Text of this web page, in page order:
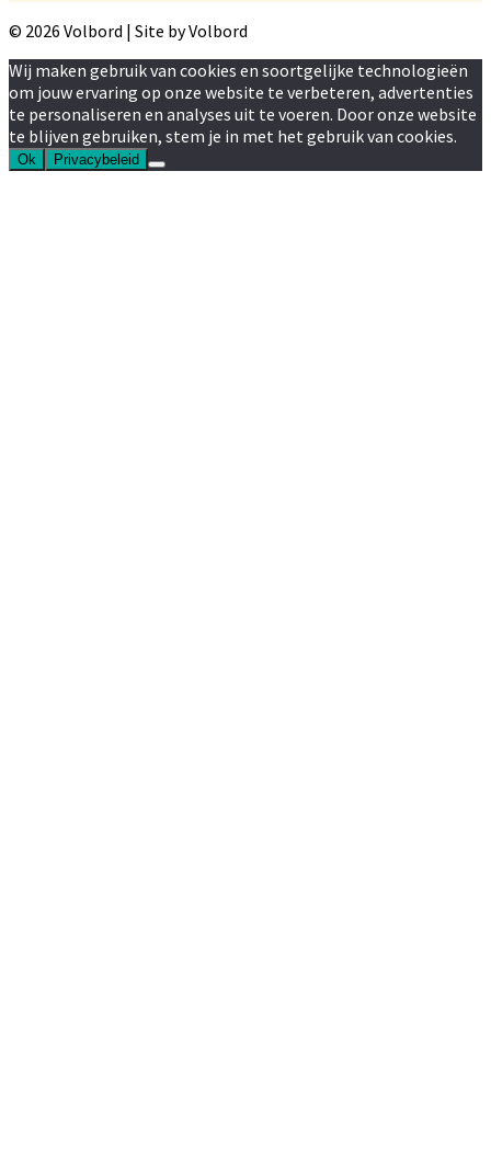
© 2026 Volbord | Site by Volbord
Wij maken gebruik van cookies en soortgelijke technologieën
om jouw ervaring op onze website te verbeteren, advertenties
te personaliseren en analyses uit te voeren. Door onze website
te blijven gebruiken, stem je in met het gebruik van cookies.
Ok Privacybeleid